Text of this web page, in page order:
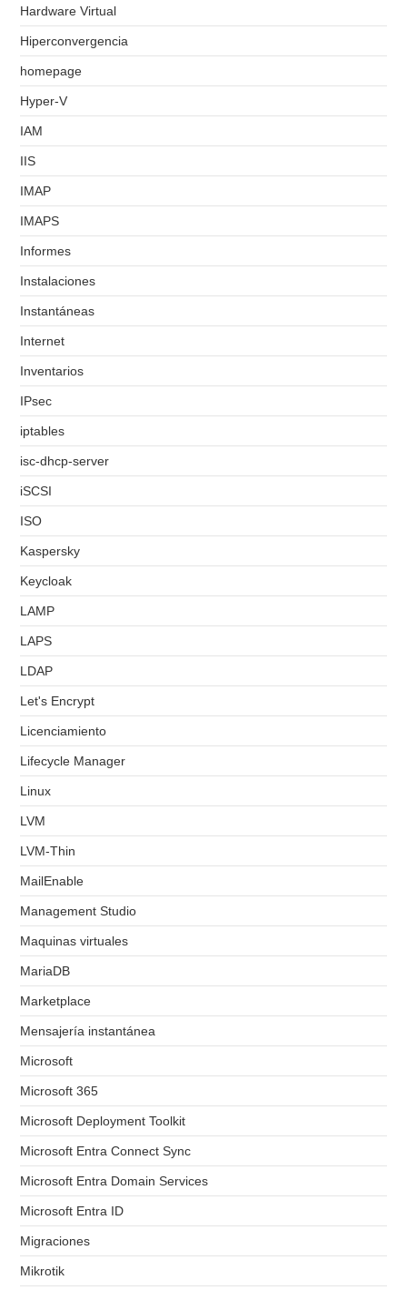
Hardware Virtual
Hiperconvergencia
homepage
Hyper-V
IAM
IIS
IMAP
IMAPS
Informes
Instalaciones
Instantáneas
Internet
Inventarios
IPsec
iptables
isc-dhcp-server
iSCSI
ISO
Kaspersky
Keycloak
LAMP
LAPS
LDAP
Let's Encrypt
Licenciamiento
Lifecycle Manager
Linux
LVM
LVM-Thin
MailEnable
Management Studio
Maquinas virtuales
MariaDB
Marketplace
Mensajería instantánea
Microsoft
Microsoft 365
Microsoft Deployment Toolkit
Microsoft Entra Connect Sync
Microsoft Entra Domain Services
Microsoft Entra ID
Migraciones
Mikrotik